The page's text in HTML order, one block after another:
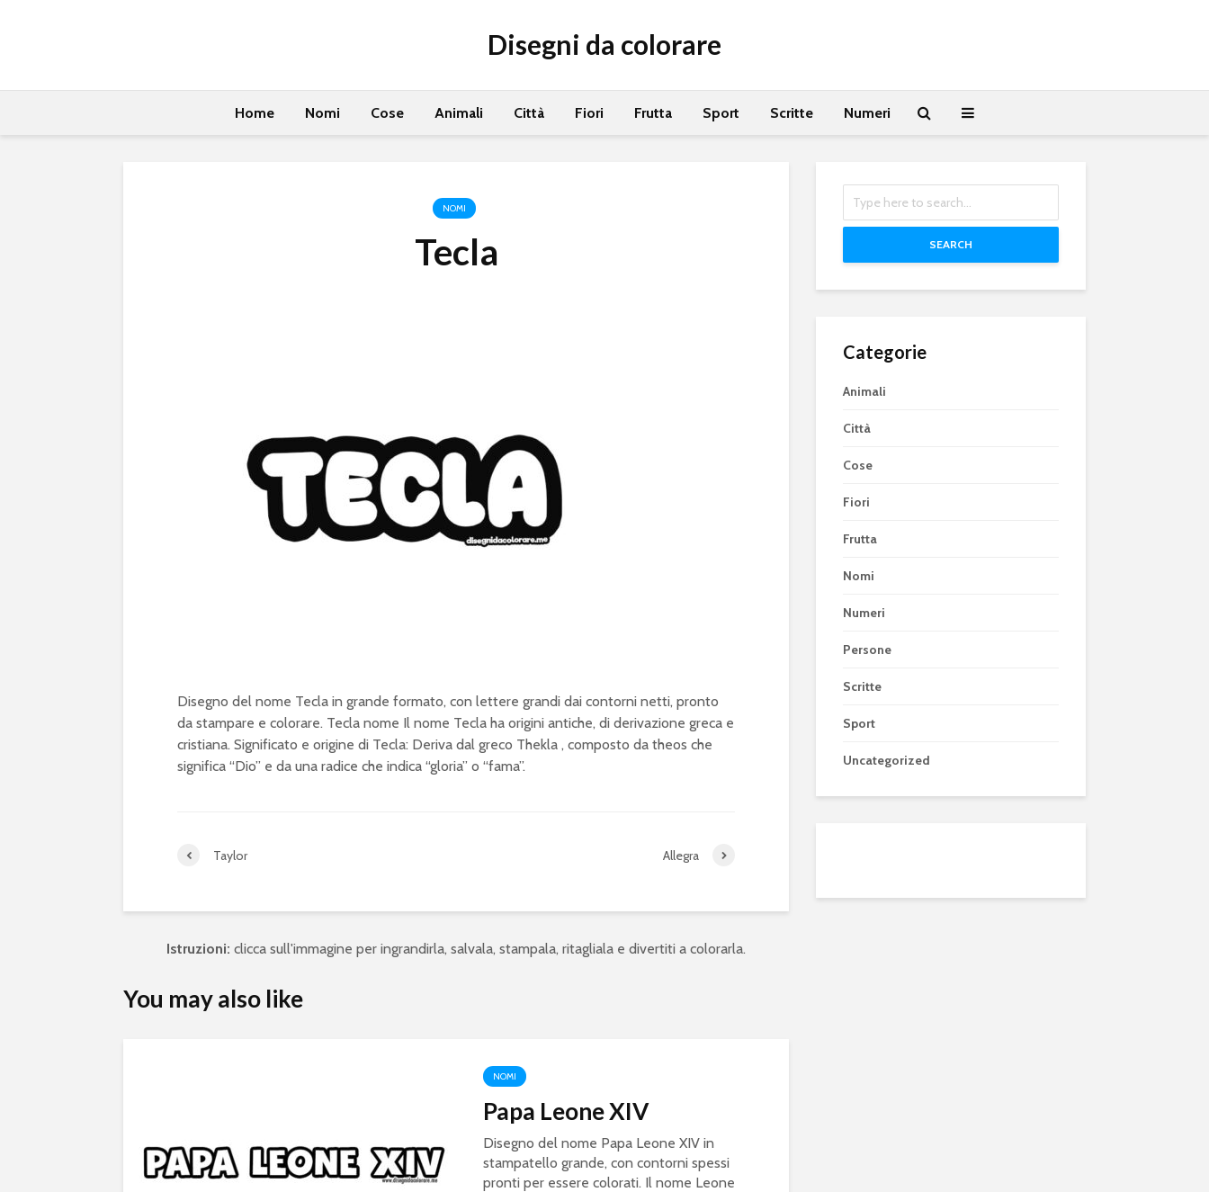
Disegni da colorare
Home Nomi Cose Animali Città Fiori Frutta Sport Scritte Numeri
NOMI
Tecla
Disegno del nome Tecla in grande formato, con lettere grandi dai contorni netti, pronto
da stampare e colorare. Tecla nome Il nome Tecla ha origini antiche, di derivazione greca e
cristiana. Significato e origine di Tecla: Deriva dal greco Thekla , composto da theos che
significa “Dio” e da una radice che indica “gloria” o “fama”.
Taylor Allegra
Istruzioni: clicca sull'immagine per ingrandirla, salvala, stampala, ritagliala e divertiti a colorarla.
You may also like
NOMI
Papa Leone XIV
Disegno del nome Papa Leone XIV in
stampatello grande, con contorni spessi
pronti per essere colorati. Il nome Leone
SEARCH
Categorie
Animali
Città
Cose
Fiori
Frutta
Nomi
Numeri
Persone
Scritte
Sport
Uncategorized